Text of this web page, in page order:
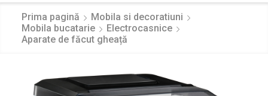
input
Prima pagină
Mobila si decoratiuni
Mobila bucatarie
Electrocasnice
Aparate de făcut gheață